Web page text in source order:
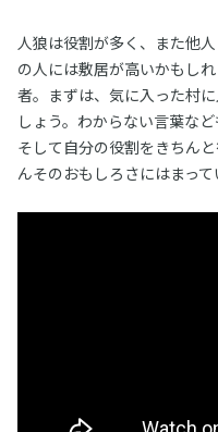
人狼は役割が多く、また他
の人には敷居が高いかもし
者。まずは、気に入った村
しょう。わからない言葉な
そして自分の役割をきちん
んそのおもしろさにはまって